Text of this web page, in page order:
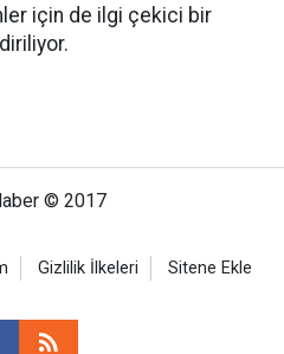
için de ilgi çekici bir
© 2017
Gizlilik İlkeleri Sitene Ekle